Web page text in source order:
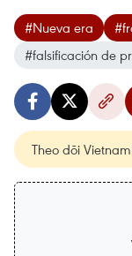
#Nueva era
#falsificación de
Theo dõi